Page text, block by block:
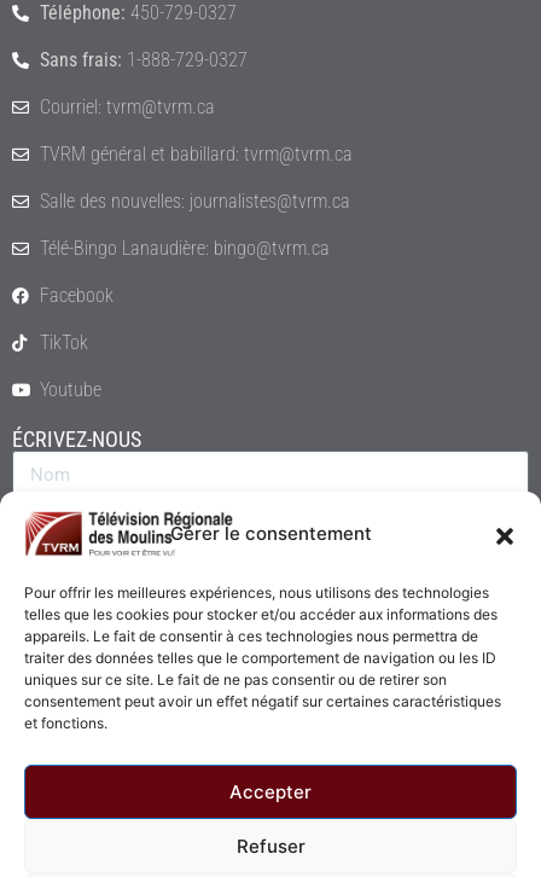
Gérer le consentement
Pour offrir les meilleures expériences, nous utilisons des technologies
telles que les cookies pour stocker et/ou accéder aux informations des
appareils. Le fait de consentir à ces technologies nous permettra de
traiter des données telles que le comportement de navigation ou les ID
uniques sur ce site. Le fait de ne pas consentir ou de retirer son
consentement peut avoir un effet négatif sur certaines caractéristiques
et fonctions.
Accepter
Refuser
Téléphone: 450-729-0327
Sans frais: 1-888-729-0327
Courriel: tvrm@tvrm.ca
TVRM général et babillard: tvrm@tvrm.ca
Salle des nouvelles: journalistes@tvrm.ca
Télé-Bingo Lanaudière: bingo@tvrm.ca
Facebook
TikTok
Youtube
ÉCRIVEZ-NOUS